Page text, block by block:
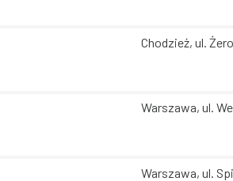
Chodzież, ul.
Warszawa, ul.
Warszawa, ul.